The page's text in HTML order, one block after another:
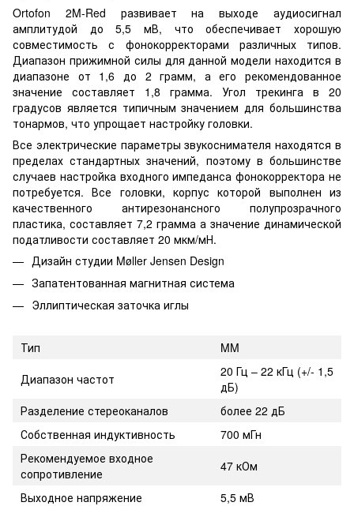
Ortofon 2M-Red развивает на выходе аудиосигнал
амплитудой до 5,5 мВ, что обеспечивает хорошую
совместимость с фонокорректорами различных типов.
Диапазон прижимной силы для данной модели находится в
диапазоне от 1,6 до 2 грамм, а его рекомендованное
значение составляет 1,8 грамма. Угол трекинга в 20
градусов является типичным значением для большинства
тонармов, что упрощает настройку головки.
Все электрические параметры звукоснимателя находятся в
пределах стандартных значений, поэтому в большинстве
случаев настройка входного импеданса фонокорректора не
потребуется. Все головки, корпус которой выполнен из
качественного антирезонансного полупрозрачного
пластика, составляет 7,2 грамма а значение динамической
податливости составляет 20 мкм/мН.
Дизайн студии Møller Jensen Design
Запатентованная магнитная система
Эллиптическая заточка иглы
Тип
MM
Диапазон частот
20 Гц – 22 кГц (+/- 1,5
дБ)
Разделение стереоканалов
более 22 дБ
Собственная индуктивность
700 мГн
Рекомендуемое входное
сопротивление
47 кОм
Выходное напряжение
5,5 мВ